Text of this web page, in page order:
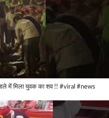
में मिला युवक का शव !! #viral #news